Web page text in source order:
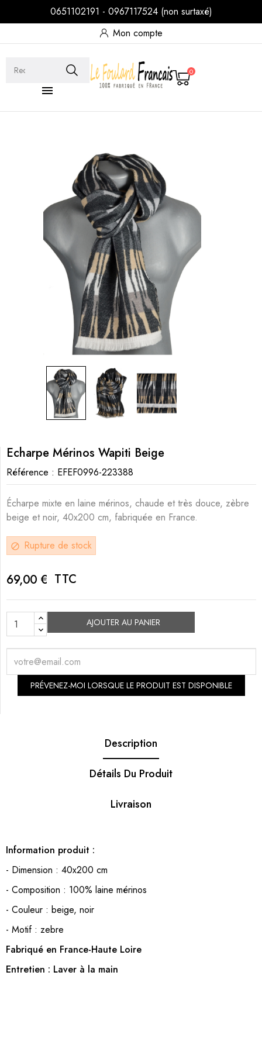
0651102191 - 0967117524 (non surtaxé)
Mon compte

0
Echarpe Mérinos Wapiti Beige
Référence : EFEF0996-223388
Écharpe mixte en laine mérinos, chaude et très douce, zèbre
beige et noir, 40x200 cm, fabriquée en France.
block Rupture de stock
69,00 € TTC
AJOUTER AU PANIER
PRÉVENEZ-MOI LORSQUE LE PRODUIT EST DISPONIBLE
Description
Détails Du Produit
Livraison
Information produit :
- Dimension : 40x200 cm
- Composition : 100% laine mérinos
- Couleur : beige, noir
- Motif : zebre
Fabriqué en France-Haute Loire
Entretien : Laver à la main